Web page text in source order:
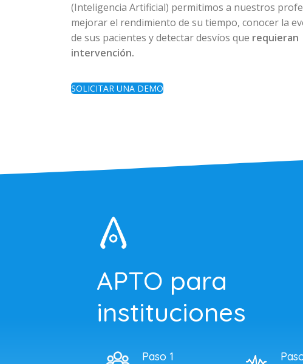
(Inteligencia Artificial) permitimos a nuestros
mejorar el rendimiento de su tiempo, conocer la
de sus pacientes y detectar desvíos que requieran
intervención.
SOLICITAR UNA DEMO
APTO para
instituciones
Paso 1